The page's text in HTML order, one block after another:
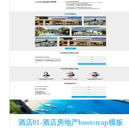
酒店01-酒店房地产bootstrap模板